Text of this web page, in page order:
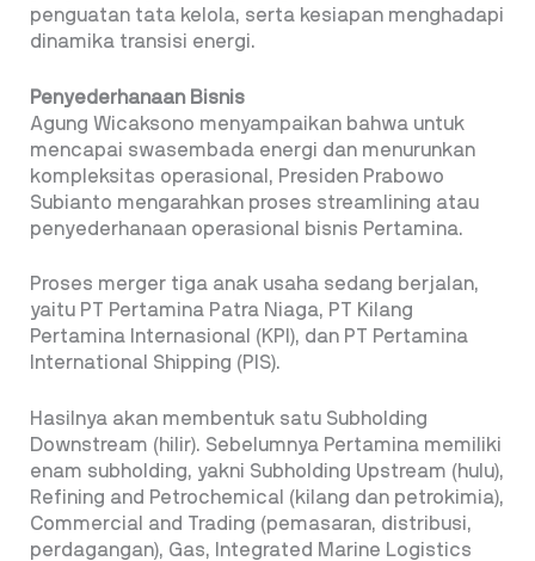
penguatan tata kelola, serta kesiapan menghadapi
dinamika transisi energi.
Penyederhanaan Bisnis
Agung Wicaksono menyampaikan bahwa untuk
mencapai swasembada energi dan menurunkan
kompleksitas operasional, Presiden Prabowo
Subianto mengarahkan proses streamlining atau
penyederhanaan operasional bisnis Pertamina.
Proses merger tiga anak usaha sedang berjalan,
yaitu PT Pertamina Patra Niaga, PT Kilang
Pertamina Internasional (KPI), dan PT Pertamina
International Shipping (PIS).
Hasilnya akan membentuk satu Subholding
Downstream (hilir). Sebelumnya Pertamina memiliki
enam subholding, yakni Subholding Upstream (hulu),
Refining and Petrochemical (kilang dan petrokimia),
Commercial and Trading (pemasaran, distribusi,
perdagangan), Gas, Integrated Marine Logistics